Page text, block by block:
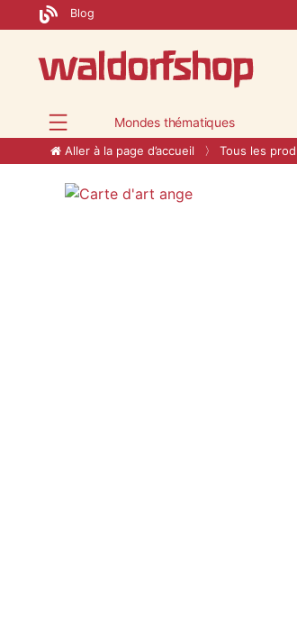
Blog
Mondes thématiques
Aller à la page d’accueil Tous les